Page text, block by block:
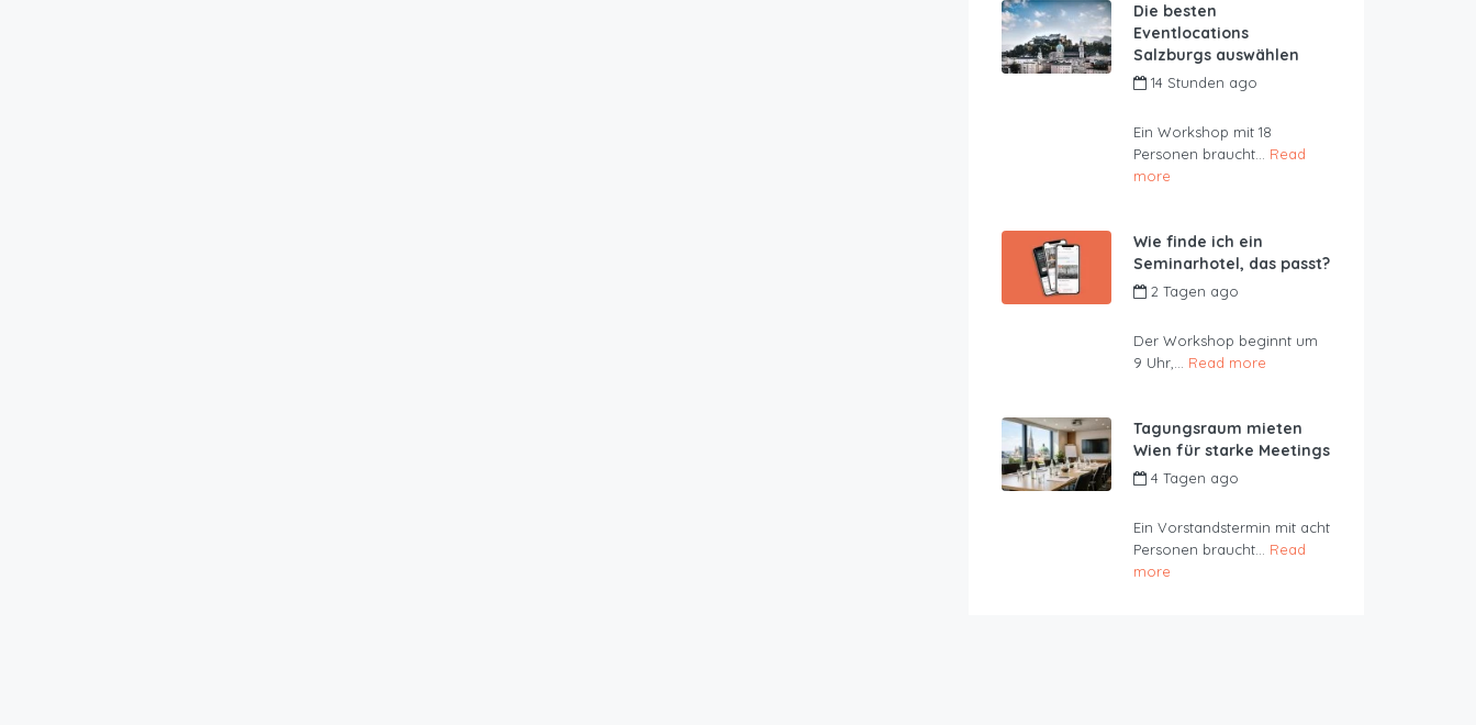
Die besten
Eventlocations
Salzburgs auswählen
14 Stunden ago
Ein Workshop mit 18
Personen braucht... Read
more
Wie finde ich ein
Seminarhotel, das passt?
2 Tagen ago
Der Workshop beginnt um
9 Uhr,... Read more
Tagungsraum mieten
Wien für starke Meetings
4 Tagen ago
Ein Vorstandstermin mit acht
Personen braucht... Read
more